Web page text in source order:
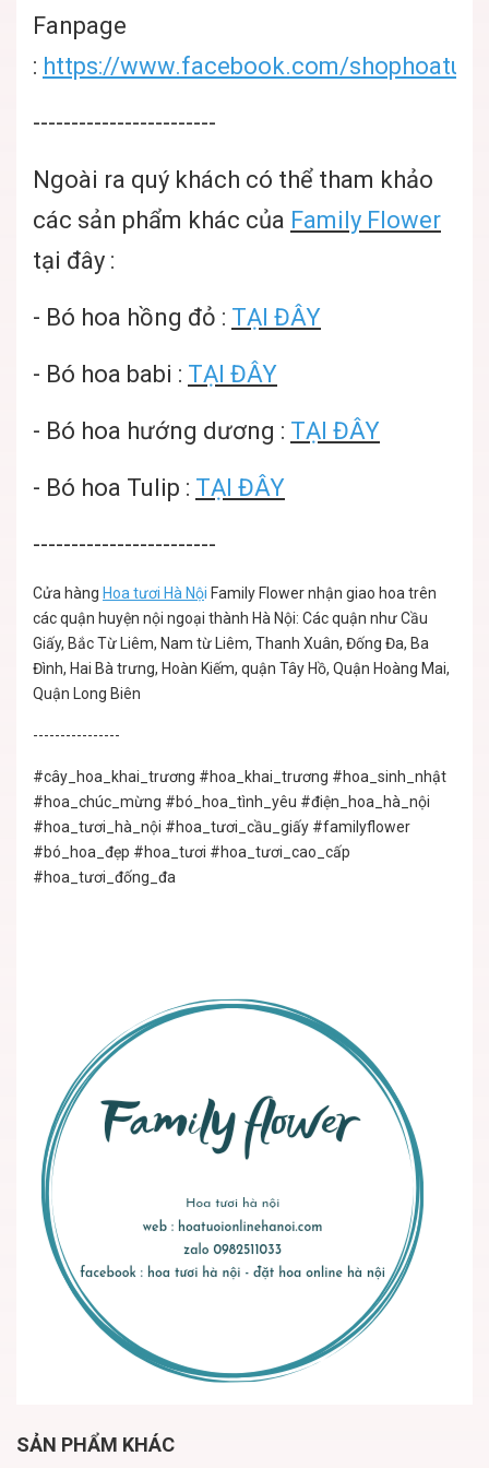
Fanpage
: https://www.facebook.com/
------------------------
Ngoài ra quý khách có thể tham khảo
các sản phẩm khác của Family Flower
tại đây :
- Bó hoa hồng đỏ : TẠI ĐÂY
- Bó hoa babi : TẠI ĐÂY
- Bó hoa hướng dương : TẠI ĐÂY
- Bó hoa Tulip : TẠI ĐÂY
------------------------
Cửa hàng Hoa tươi Hà Nội Family Flower nhận giao hoa trên
các quận huyện nội ngoại thành Hà Nội: Các quận như Cầu
Giấy, Bắc Từ Liêm, Nam từ Liêm, Thanh Xuân, Đống Đa, Ba
Đình, Hai Bà trưng, Hoàn Kiếm, quận Tây Hồ, Quận Hoàng Mai,
Quận Long Biên
----------------
#cây_hoa_khai_trương #hoa_khai_trương #hoa_sinh_nhật
#hoa_chúc_mừng #bó_hoa_tình_yêu #điện_hoa_hà_nội
#hoa_tươi_hà_nội #hoa_tươi_cầu_giấy #familyflower
#bó_hoa_đẹp #hoa_tươi #hoa_tươi_cao_cấp
#hoa_tươi_đống_đa
SẢN PHẨM KHÁC